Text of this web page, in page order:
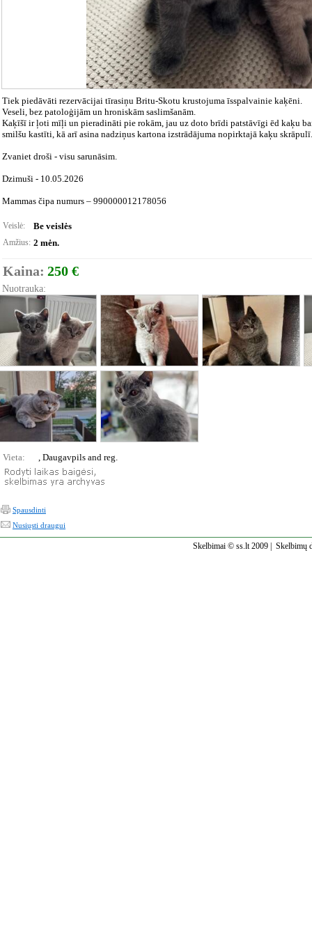
Tiek piedāvāti rezervācijai tīrasiņu Britu-Skotu krustojuma īsspalvainie kaķēni.
Veseli, bez patoloģijām un hroniskām saslimšanām.
Kaķīšī ir ļoti mīļi un pieradināti pie rokām, jau uz doto brīdi patstāvīgi ēd kaķu
smilšu kastīti, kā arī asina nadziņus kartona izstrādājuma nopirktajā kaķu skrāpulī.
Zvaniet droši - visu sarunāsim.
Dzimuši - 10.05.2026
Mammas čipa numurs – 990000012178056
Veislė: Be veislės
Amžius: 2 mėn.
Kaina: 250 €
Nuotrauka:
Vieta: , Daugavpils and reg.
Spausdinti
Nusiųsti draugui
Skelbimai © ss.lt 2009 | Skelbimų